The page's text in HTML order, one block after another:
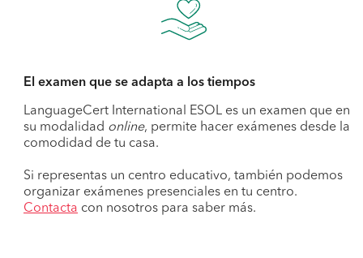
El examen que se adapta a los tiempos
LanguageCert International ESOL es un examen que en
su modalidad online, permite hacer exámenes desde la
comodidad de tu casa.
Si representas un centro educativo, también podemos
organizar exámenes presenciales en tu centro.
Contacta con nosotros para saber más.